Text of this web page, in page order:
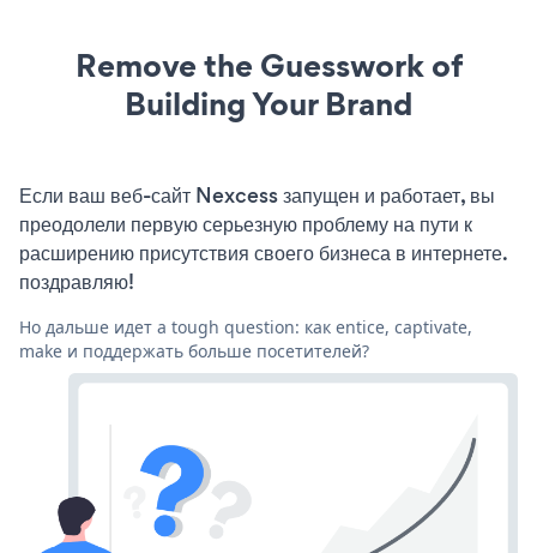
Remove the Guesswork of
Building Your Brand
Если ваш веб-сайт Nexcess запущен и работает, вы
преодолели первую серьезную проблему на пути к
расширению присутствия своего бизнеса в интернете.
поздравляю!
Но дальше идет a tough question: как entice, captivate,
make и поддержать больше посетителей?